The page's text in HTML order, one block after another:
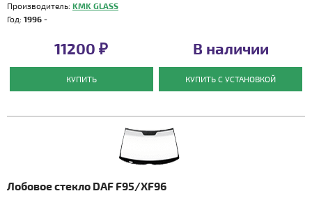
Производитель: KMK GLASS
Год: 1996 -
11200 ₽
КУПИТЬ
В наличии
КУПИТЬ С УСТАНОВКОЙ
Лобовое стекло DAF F95/XF96